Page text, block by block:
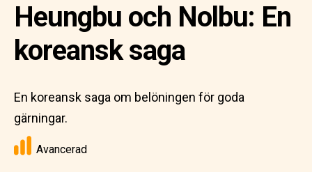
Heungbu och Nolbu: En
koreansk saga
En koreansk saga om belöningen för goda
gärningar.
Avancerad